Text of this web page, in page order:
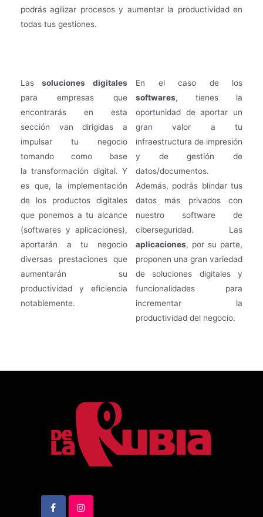
podrás agilizar procesos y aumentar la productividad en
todas tus gestiones.
Las soluciones digitales
para empresas que
encontrarás en esta
sección van dirigidas a
impulsar tu negocio
tomando como base
la transformación digital. Y
es que, la implementación
de los productos digitales
que ponemos a tu alcance
(softwares y aplicaciones),
aportarán a tu negocio
diversas prestaciones que
aumentarán su
productividad y eficiencia
notablemente.
En el caso de los
softwares, tienes la
oportunidad de aportar un
gran valor a tu
infraestructura de impresión
y de gestión de
datos/documentos.
Además, podrás blindar tus
datos más privados con
nuestro software de
ciberseguridad. Las
aplicaciones, por su parte,
proponen una gran variedad
de soluciones digitales y
funcionalidades para
incrementar la
productividad del negocio.